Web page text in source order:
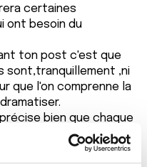
certaines
ont besoin du
ton post c'est que
sont,tranquillement ,ni
que l'on comprenne la
bien que chaque
raison de le répéter .
guérir garde un très